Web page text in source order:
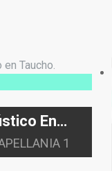
En
1